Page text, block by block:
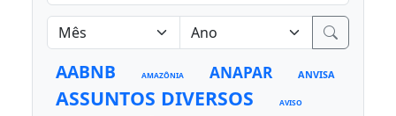
AABNB AMAZÔNIA ANAPAR ANVISA
ASSUNTOS DIVERSOS AVISO